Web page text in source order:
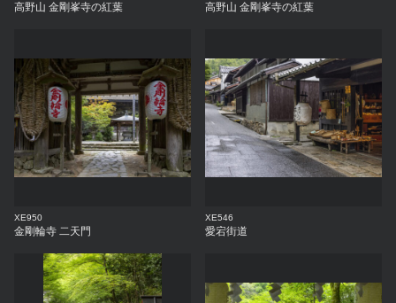
高野山 金剛峯寺の紅葉 高野山 金剛峯寺の紅葉
XE950
金剛輪寺 二天門
XE546
愛宕街道